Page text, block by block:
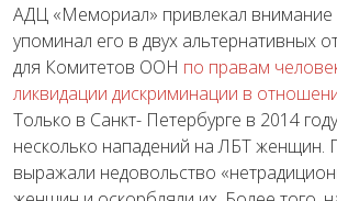
АДЦ «Мемориал» привлекал внимание
упоминал его в двух альтернативных
для Комитетов ООН по правам
ликвидации дискриминации в
Только в Санкт- Петербурге в 2014
несколько нападений на ЛБТ женщин.
выражали недовольство